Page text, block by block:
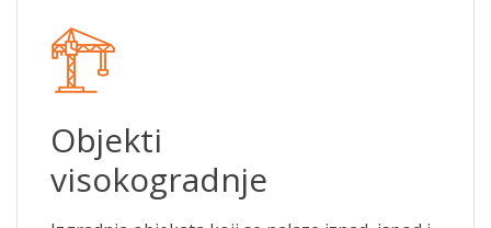
Objekti
visokogradnje